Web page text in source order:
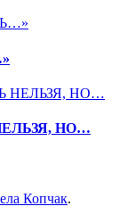
НО…
Копчак.